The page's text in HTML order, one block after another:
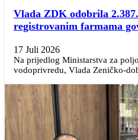
Vlada ZDK odobrila
registrovanim farmama
17 Juli 2026
Na prijedlog Ministarstva za
vodoprivredu, Vlada Zeničko-